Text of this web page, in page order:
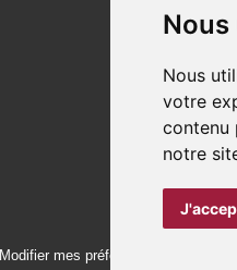
Nous
votre
contenu
notre
Livraison et
Livraison
Livraison en
Suivi de
Paiement sécurisé
Modifier mes préférences des cookies